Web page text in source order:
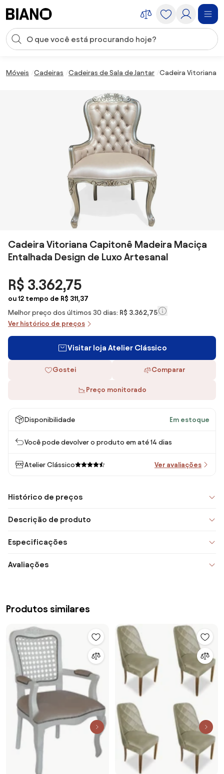
Entrada de pesquisa
Móveis Cadeiras Cadeiras de Sala de Jantar Cadeira Vitoriana
Cadeira Vitoriana Capitonê Madeira Maciça
Entalhada Design de Luxo Artesanal
R$ 3.362,75
ou 12 tempo de R$ 311,37
Melhor preço dos últimos 30 dias: R$ 3.362,75
Ver histórico de preços
Visitar loja Atelier Clássico
Gostei Comparar
Preço monitorado
Disponibilidade Em estoque
Você pode devolver o produto em até 14 dias
Atelier Clássico Ver avaliações
Histórico de preços
Descrição de produto
Especificações
Avaliações
Produtos similares